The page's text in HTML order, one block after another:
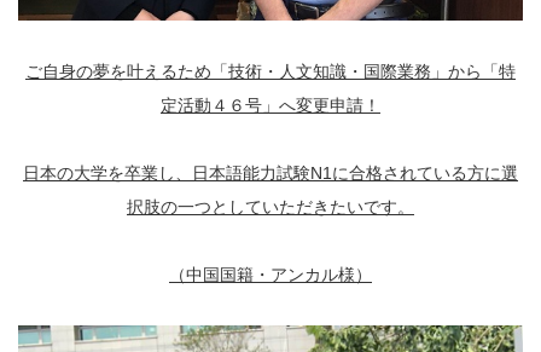
ご自身の夢を叶えるため「技術・人文知識・国際業務」から「特
定活動４６号」へ変更申請！
日本の大学を卒業し、日本語能力試験N1に合格されている方に選
択肢の一つとしていただきたいです。
（中国国籍・アンカル様）